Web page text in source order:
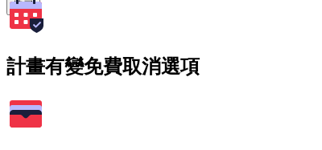
搜尋
計畫有變免費取消選項